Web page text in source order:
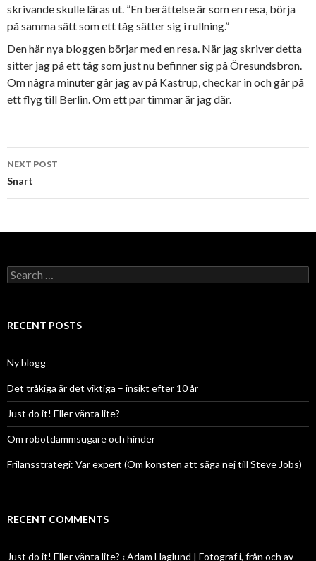
skrivande skulle läras ut. ”En berättelse är som en resa, börja
på samma sätt som ett tåg sätter sig i rullning.”
Den här nya bloggen börjar med en resa. När jag skriver detta
sitter jag på ett tåg som just nu befinner sig på Öresundsbron.
Om några minuter går jag av på Kastrup, checkar in och går på
ett flyg till Berlin. Om ett par timmar är jag där.
Post
navigation
NEXT POST
Snart
Search
for:
RECENT POSTS
Ny blogg
Det tråkiga är det viktiga – insikt efter 10 år
Just do it! Eller vänta lite?
Om robotdammsugare och hinder
Frilansstrategi: Var expert (Om konsten att säga nej till Steve Jobs)
RECENT COMMENTS
Just do it! Eller vänta lite? ‹ Adam Haglund | Fotograf i, från och av